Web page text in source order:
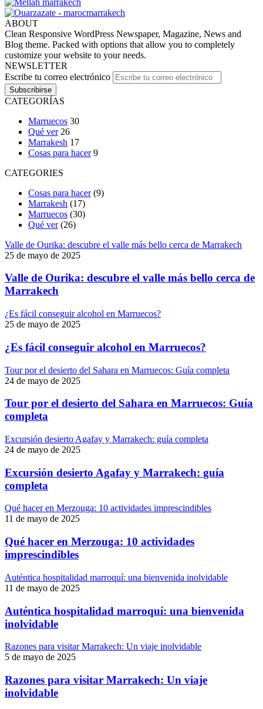
ABOUT
Clean Responsive WordPress Newspaper, Magazine, News and
Blog theme. Packed with options that allow you to completely
customize your website to your needs.
NEWSLETTER
Escribe tu correo electrónico
CATEGORÍAS
Marruecos 30
Qué ver 26
Marrakesh 17
Cosas para hacer 9
CATEGORIES
Cosas para hacer(9)
Marrakesh (17)
Marruecos (30)
Qué ver(26)
Valle de Ourika: descubre el valle más bello cerca de Marrakech
25 de mayo de 2025
Valle de Ourika: descubre el valle más bello cerca de
Marrakech
¿Es fácil conseguir alcohol en Marruecos?
25 de mayo de 2025
¿Es fácil conseguir alcohol en Marruecos?
Tour por el desierto del Sahara en Marruecos: Guía completa
24 de mayo de 2025
Tour por el desierto del Sahara en Marruecos: Guía
completa
Excursión desierto Agafay y Marrakech: guía completa
24 de mayo de 2025
Excursión desierto Agafay y Marrakech: guía
completa
Qué hacer en Merzouga: 10 actividades imprescindibles
11 de mayo de 2025
Qué hacer en Merzouga: 10 actividades
imprescindibles
Auténtica hospitalidad marroquí: una bienvenida inolvidable
11 de mayo de 2025
Auténtica hospitalidad marroquí: una bienvenida
inolvidable
Razones para visitar Marrakech: Un viaje inolvidable
5 de mayo de 2025
Razones para visitar Marrakech: Un viaje
inolvidable